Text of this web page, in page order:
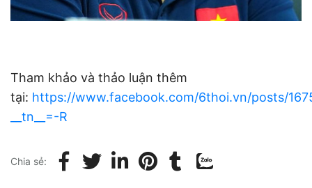
Tham khảo và thảo luận thêm
tại: https://www.facebook.com/6thoi.vn/posts/
__tn__=-R
Chia sẻ: